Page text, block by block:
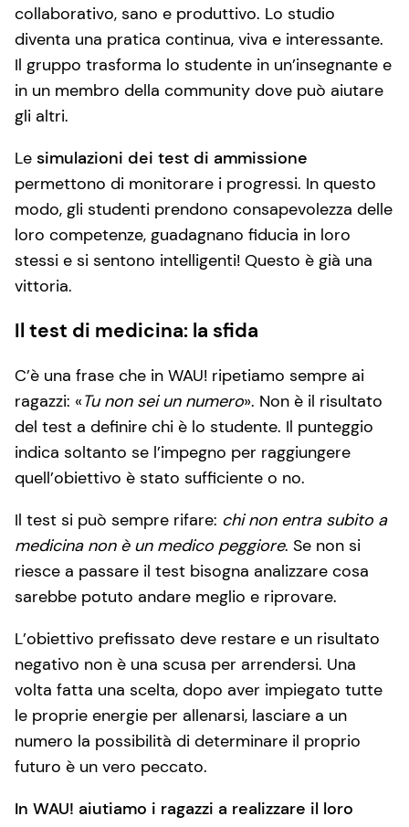
collaborativo, sano e produttivo. Lo studio
diventa una pratica continua, viva e interessante.
Il gruppo trasforma lo studente in un’insegnante e
in un membro della community dove può aiutare
gli altri.
Le simulazioni dei test di ammissione
permettono di monitorare i progressi. In questo
modo, gli studenti prendono consapevolezza delle
loro competenze, guadagnano fiducia in loro
stessi e si sentono intelligenti! Questo è già una
vittoria.
Il test di medicina: la sfida
C’è una frase che in WAU! ripetiamo sempre ai
ragazzi: «Tu non sei un numero». Non è il risultato
del test a definire chi è lo studente. Il punteggio
indica soltanto se l’impegno per raggiungere
quell’obiettivo è stato sufficiente o no.
Il test si può sempre rifare: chi non entra subito a
medicina non è un medico peggiore. Se non si
riesce a passare il test bisogna analizzare cosa
sarebbe potuto andare meglio e riprovare.
L’obiettivo prefissato deve restare e un risultato
negativo non è una scusa per arrendersi. Una
volta fatta una scelta, dopo aver impiegato tutte
le proprie energie per allenarsi, lasciare a un
numero la possibilità di determinare il proprio
futuro è un vero peccato.
In WAU! aiutiamo i ragazzi a realizzare il loro